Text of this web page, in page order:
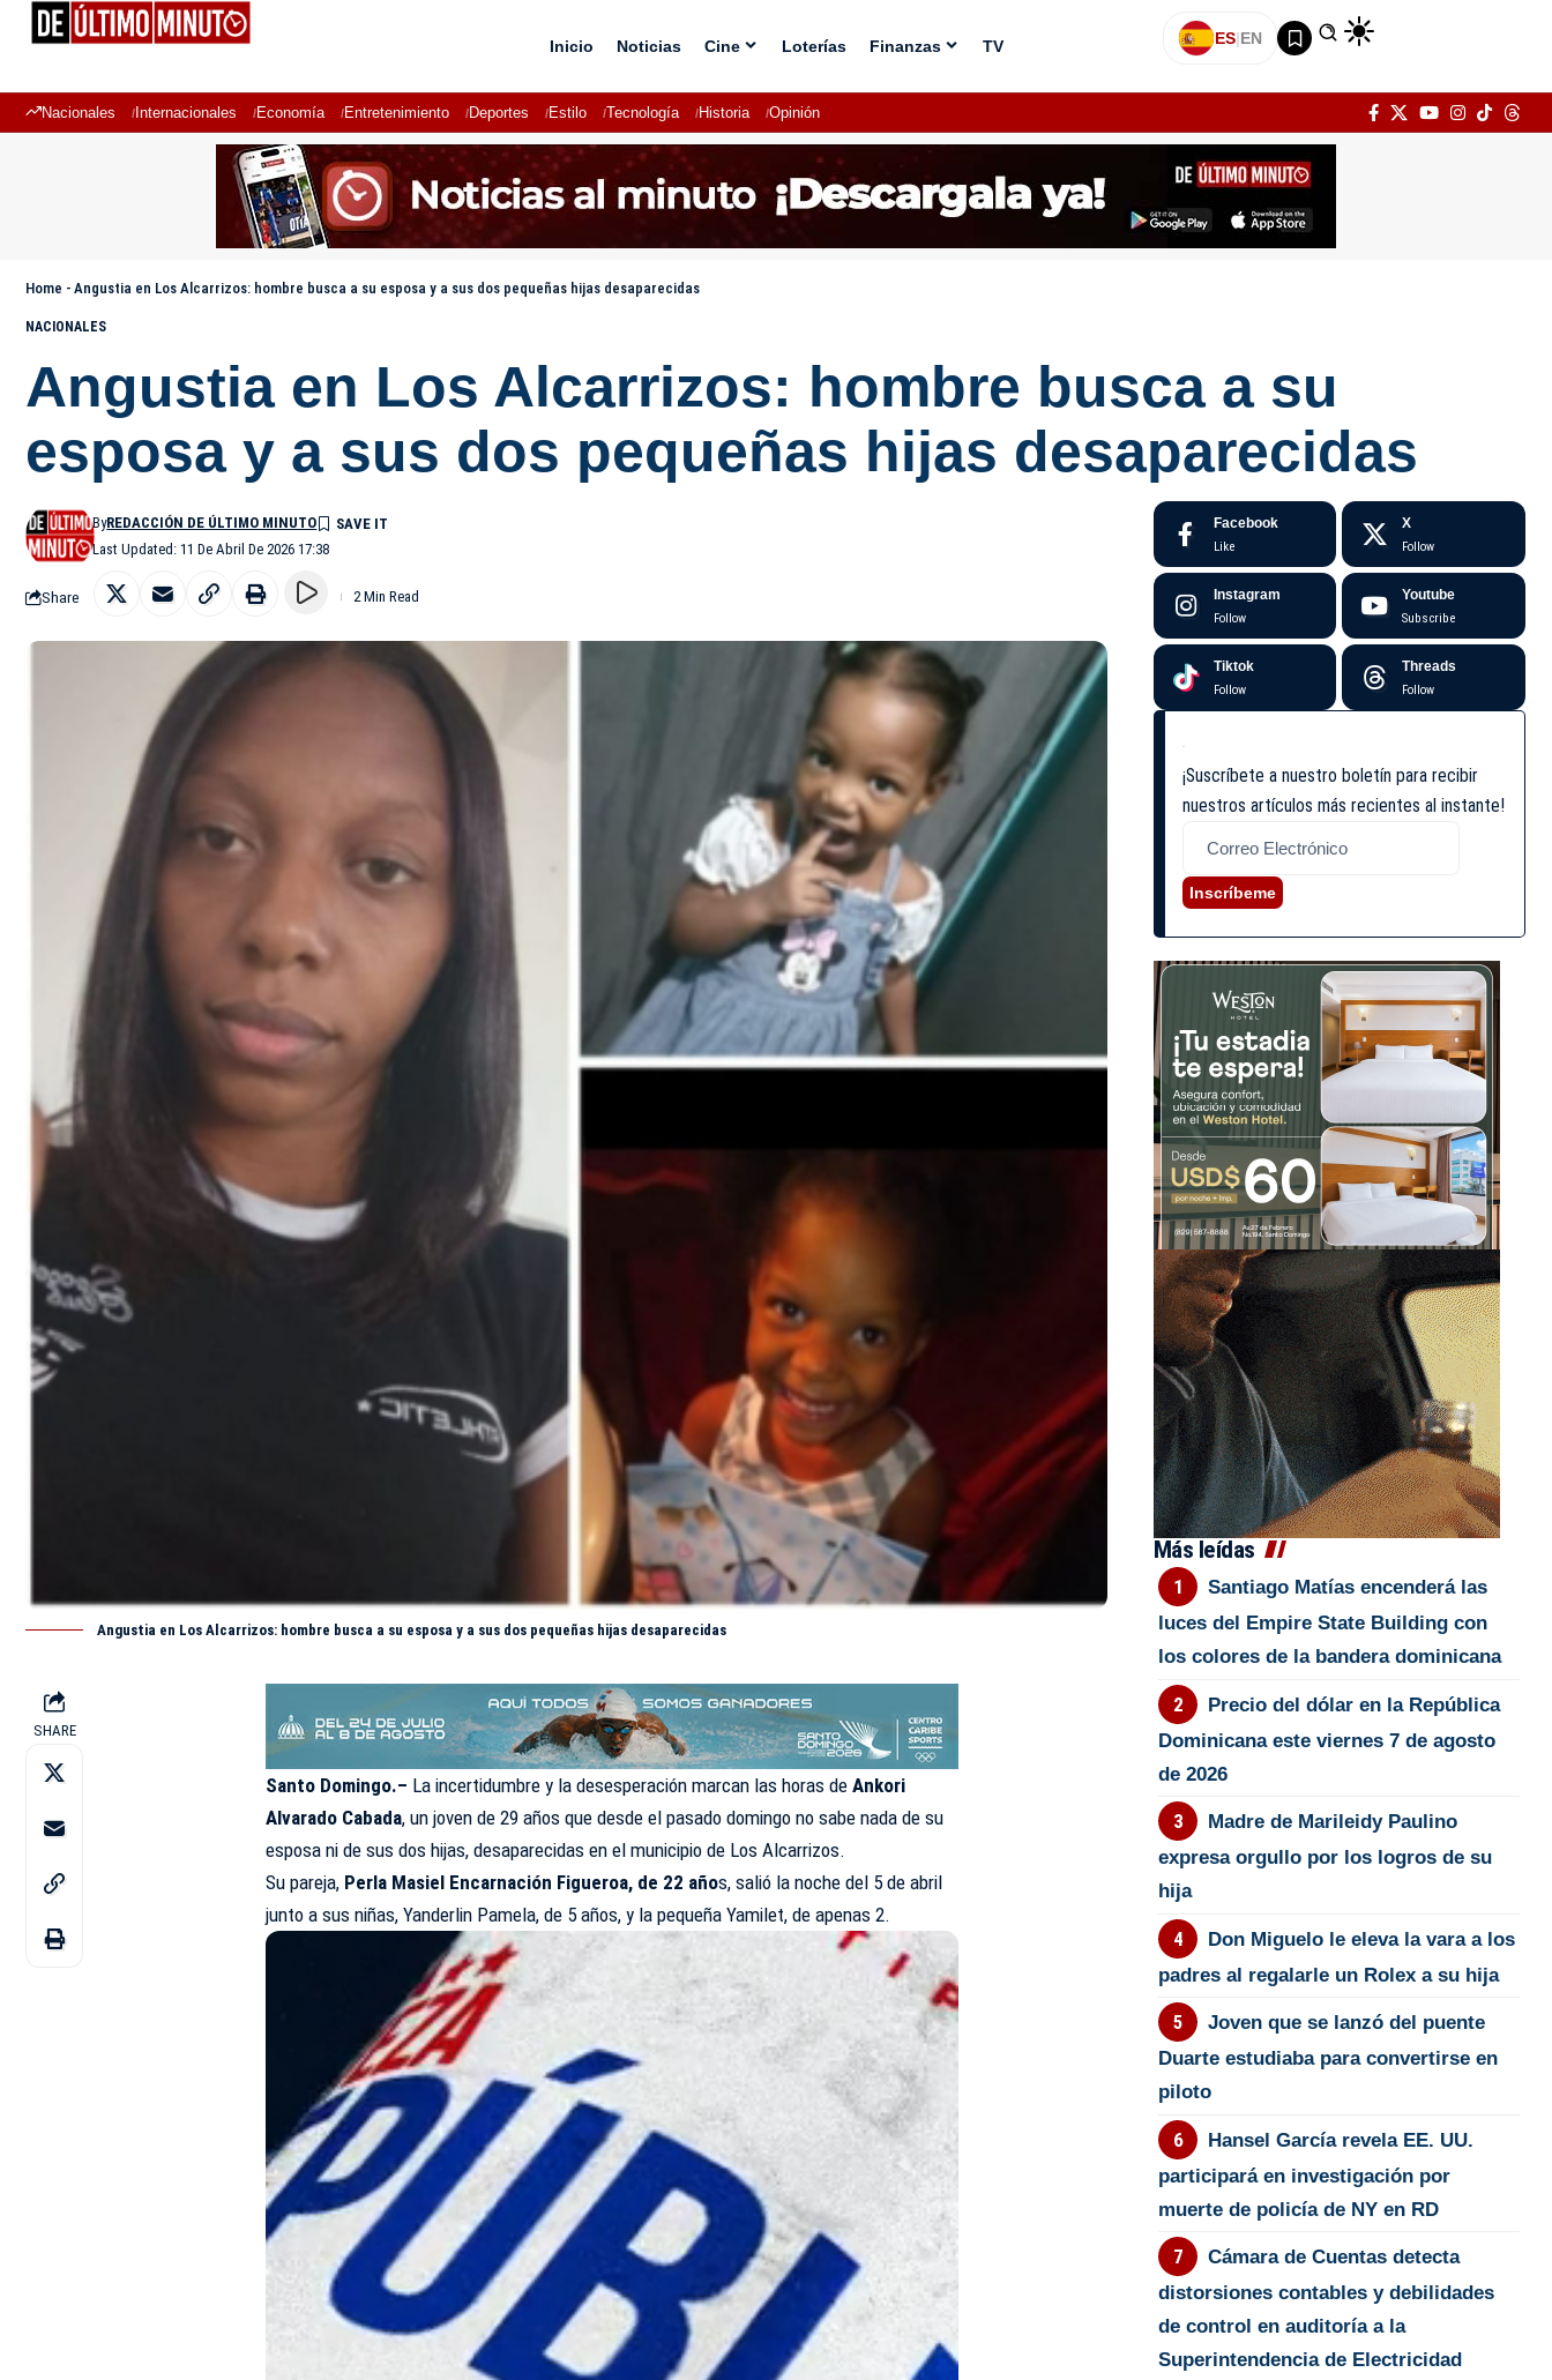
Inicio Noticias Cine Loterías Finanzas TV ES|EN
Nacionales Internacionales Economía Entretenimiento Deportes Estilo Tecnología Historia Opinión
Home - Angustia en Los Alcarrizos: hombre busca a su esposa y a sus dos pequeñas hijas desaparecidas
NACIONALES
Angustia en Los Alcarrizos: hombre busca a su
esposa y a sus dos pequeñas hijas desaparecidas
Last Updated: 11 De Abril De 2026 17:38
ByREDACCIÓN DE ÚLTIMO MINUTO
Share 2 Min Read
Angustia en Los Alcarrizos: hombre busca a su esposa y a sus dos pequeñas hijas desaparecidas
SHARE
Santo Domingo.– La incertidumbre y la desesperación marcan las horas de Ankori
Alvarado Cabada, un joven de 29 años que desde el pasado domingo no sabe nada de su
esposa ni de sus dos hijas, desaparecidas en el municipio de Los Alcarrizos.
Su pareja, Perla Masiel Encarnación Figueroa, de 22 años, salió la noche del 5 de abril
junto a sus niñas, Yanderlin Pamela, de 5 años, y la pequeña Yamilet, de apenas 2.
Facebook
Like
X
Follow
Instagram
Follow
Youtube
Subscribe
Tiktok
Follow
Threads
Follow
¡Suscríbete a nuestro boletín para recibir
nuestros artículos más recientes al instante!
Inscríbeme
Más leídas
Santiago Matías encenderá las
luces del Empire State Building con
los colores de la bandera dominicana
Precio del dólar en la República
Dominicana este viernes 7 de agosto
de 2026
Madre de Marileidy Paulino
expresa orgullo por los logros de su
hija
Don Miguelo le eleva la vara a los
padres al regalarle un Rolex a su hija
Joven que se lanzó del puente
Duarte estudiaba para convertirse en
piloto
Hansel García revela EE. UU.
participará en investigación por
muerte de policía de NY en RD
Cámara de Cuentas detecta
distorsiones contables y debilidades
de control en auditoría a la
Superintendencia de Electricidad